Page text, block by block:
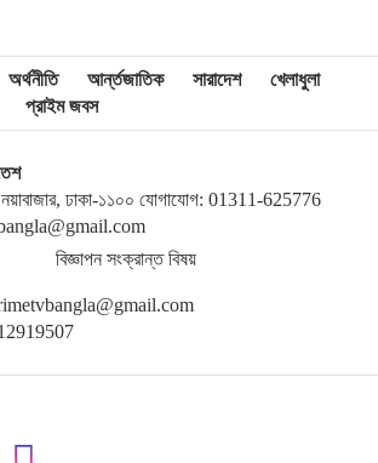
জন্য রোটারির সম্মানজনক পদক পেলেন ডা. হাবিবুল্লাহ
গুম করা হয়েছিল সালাহউদ্দিন আহমদকে
আসায় ফ্লাইট মিস, দৌড়ে গিয়ে প্লেন থামাতে গেলেন
আসছে ‘নেচার ব্লিডস্’
অর্থনীতি আর্ন্তজাতিক সারাদেশ
খেলাধুলা
প্রাইম জবস
নয়াবাজার, ঢাকা-১১০০ যোগাযোগ: 01311-625776
বিজ্ঞাপন সংক্রান্ত বিষয়